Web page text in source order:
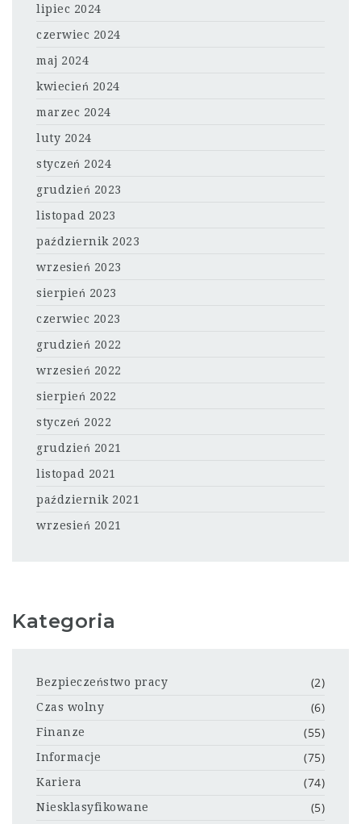
lipiec 2024
czerwiec 2024
maj 2024
kwiecień 2024
marzec 2024
luty 2024
styczeń 2024
grudzień 2023
listopad 2023
październik 2023
wrzesień 2023
sierpień 2023
czerwiec 2023
grudzień 2022
wrzesień 2022
sierpień 2022
styczeń 2022
grudzień 2021
listopad 2021
październik 2021
wrzesień 2021
Kategoria
Bezpieczeństwo pracy (2)
Czas wolny (6)
Finanze (55)
Informacje (75)
Kariera (74)
Niesklasyfikowane (5)